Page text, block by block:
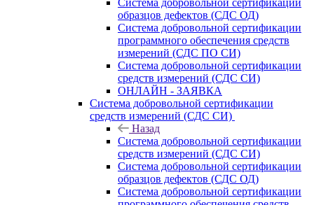
Система добровольной сертификации
образцов дефектов (СДС ОД)
Система добровольной сертификации
программного обеспечения средств
измерений (СДС ПО СИ)
Система добровольной сертификации
средств измерений (СДС СИ)
ОНЛАЙН - ЗАЯВКА
Система добровольной сертификации
средств измерений (СДС СИ)
Назад
Система добровольной сертификации
средств измерений (СДС СИ)
Система добровольной сертификации
образцов дефектов (СДС ОД)
Система добровольной сертификации